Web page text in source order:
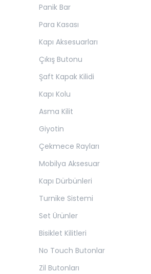
Panik Bar
Para Kasası
Kapı Aksesuarları
Çıkış Butonu
Şaft Kapak Kilidi
Kapı Kolu
Asma Kilit
Giyotin
Çekmece Rayları
Mobilya Aksesuar
Kapı Dürbünleri
Turnike Sistemi
Set Ürünler
Bisiklet Kilitleri
No Touch Butonlar
Zil Butonları